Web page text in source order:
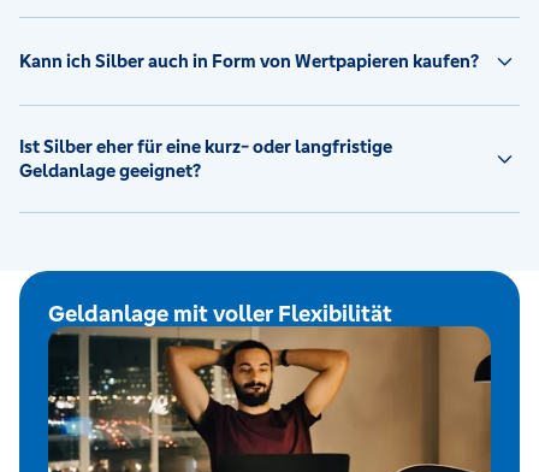
Kann ich Silber auch in Form von Wertpapieren kaufen?
Ist Silber eher für eine kurz- oder langfristige
Geldanlage geeignet?
Geldanlage mit voller Flexibilität